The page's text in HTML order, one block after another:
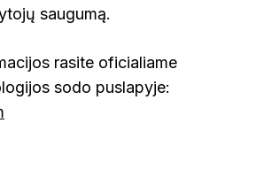
saugumą.
rasite oficialiame
sodo puslapyje: